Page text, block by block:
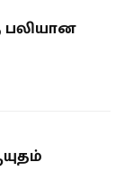
பலியான